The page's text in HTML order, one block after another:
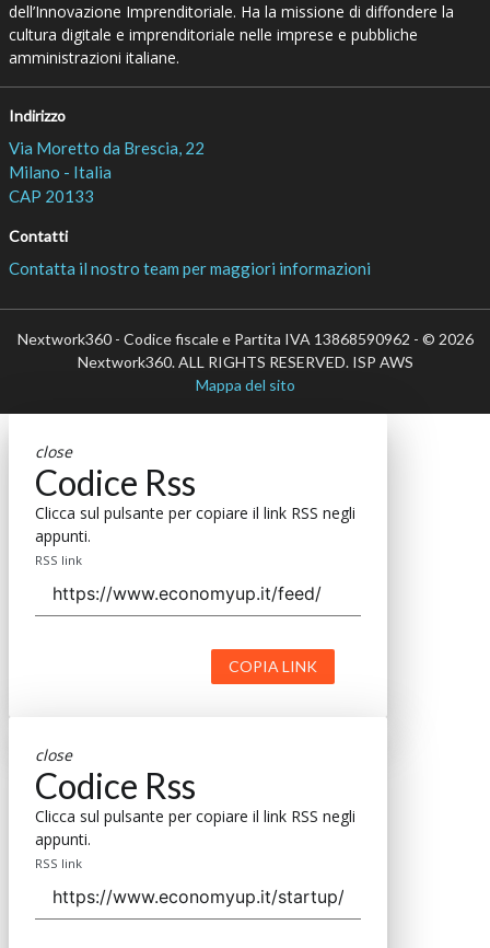
dell’Innovazione Imprenditoriale. Ha la missione di diffondere la
cultura digitale e imprenditoriale nelle imprese e pubbliche
amministrazioni italiane.
Indirizzo
Via Moretto da Brescia, 22
Milano - Italia
CAP 20133
Contatti
Contatta il nostro team per maggiori informazioni
Nextwork360 - Codice fiscale e Partita IVA 13868590962 - © 2026
Nextwork360. ALL RIGHTS RESERVED. ISP AWS
Mappa del sito
close
Codice Rss
Clicca sul pulsante per copiare il link RSS negli
appunti.
RSS link
COPIA LINK
close
Codice Rss
Clicca sul pulsante per copiare il link RSS negli
appunti.
RSS link